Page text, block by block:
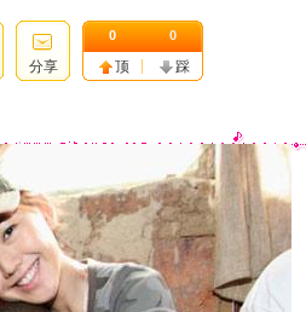
分享
0 0
顶 踩